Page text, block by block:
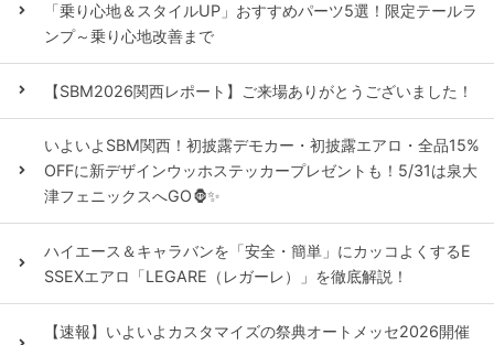
「乗り心地＆スタイルUP」おすすめパーツ5選！限定テールラ
ンプ～乗り心地改善まで
【SBM2026関西レポート】ご来場ありがとうございました！
いよいよSBM関西！初披露デモカー・初披露エアロ・全品15%
OFFに新デザインウッホステッカープレゼントも！5/31は泉大
津フェニックスへGO🦍✨
ハイエース＆キャラバンを「安全・簡単」にカッコよくするE
SSEXエアロ「LEGARE（レガーレ）」を徹底解説！
【速報】いよいよカスタマイズの祭典オートメッセ2026開催